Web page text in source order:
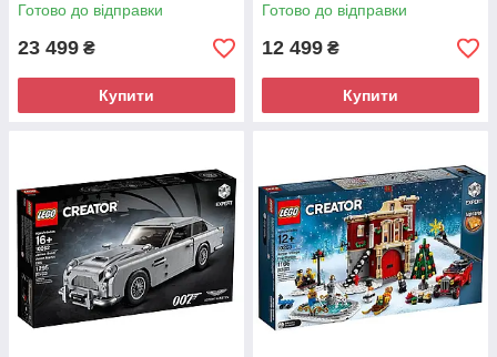
Готово до відправки
23 499 ₴
Купити
Готово до відправки
12 499 ₴
Купити